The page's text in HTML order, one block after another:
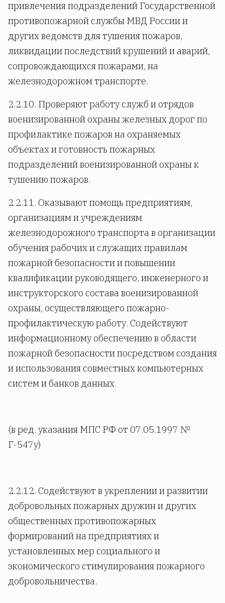
привлечения подразделений Государственной
противопожарной службы МВД России и
других ведомств для тушения пожаров,
ликвидации последствий крушений и аварий,
сопровождающихся пожарами, на
железнодорожном транспорте.
2.2.10. Проверяют работу служб и отрядов
военизированной охраны железных дорог по
профилактике пожаров на охраняемых
объектах и готовность пожарных
подразделений военизированной охраны к
тушению пожаров.
2.2.11. Оказывают помощь предприятиям,
организациям и учреждениям
железнодорожного транспорта в организации
обучения рабочих и служащих правилам
пожарной безопасности и повышении
квалификации руководящего, инженерного и
инструкторского состава военизированной
охраны, осуществляющего пожарно-
профилактическую работу. Содействуют
информационному обеспечению в области
пожарной безопасности посредством создания
и использования совместных компьютерных
систем и банков данных.
(в ред. указания МПС РФ от 07.05.1997 №
Г-547у)
2.2.12. Содействуют в укреплении и развитии
добровольных пожарных дружин и других
общественных противопожарных
формирований на предприятиях и
установленных мер социального и
экономического стимулирования пожарного
добровольничества.